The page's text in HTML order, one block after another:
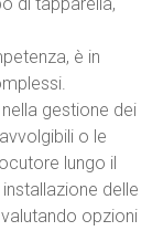
è in
gestione dei
o le
lungo il
delle
opzioni